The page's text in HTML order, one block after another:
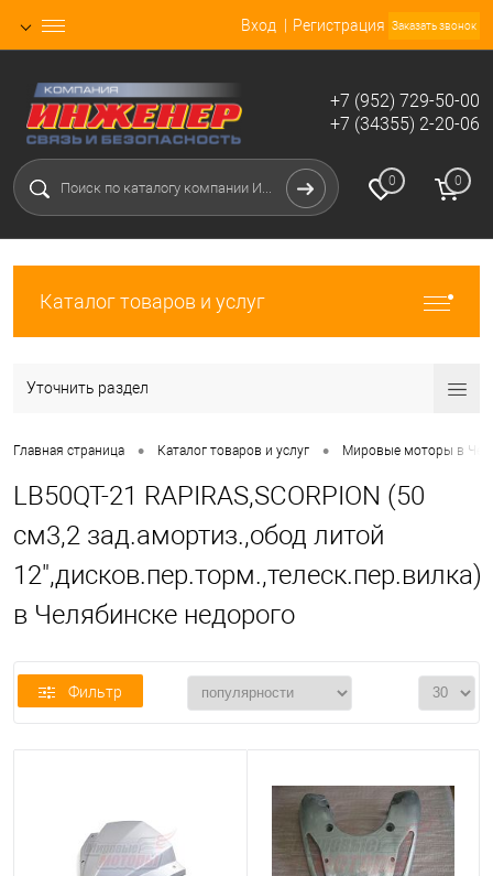
Вход Регистрация Заказать звонок
+7 (952) 729-50-00
+7 (34355) 2-20-06
0 0
Каталог товаров и услуг
Уточнить раздел
Главная страница • Каталог товаров и услуг • Мировые моторы в
LB50QT-21 RAPIRAS,SCORPION (50
см3,2 зад.амортиз.,обод литой
12",дисков.пер.торм.,телеск.пер.вилка)
в Челябинске недорого
Фильтр